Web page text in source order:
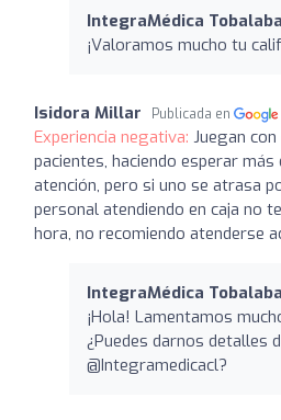
IntegraMédica Tobalaba
¡Valoramos mucho tu
Isidora Millar Publicada en
Experiencia negativa: Juegan
pacientes, haciendo esperar
atención, pero si uno se atrasa
personal atendiendo en caja no
hora, no recomiendo atenderse
IntegraMédica Tobalaba
¡Hola! Lamentamos
¿Puedes darnos detalles
@Integramedicacl?